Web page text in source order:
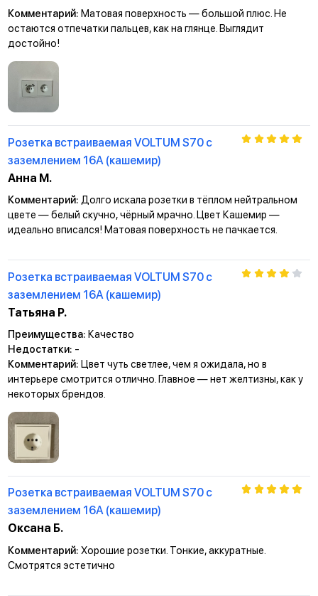
Комментарий: Матовая поверхность — большой плюс. Не
остаются отпечатки пальцев, как на глянце. Выглядит
достойно!
Розетка встраиваемая VOLTUM S70 с
заземлением 16А (кашемир)
Анна М.
Комментарий: Долго искала розетки в тёплом нейтральном
цвете — белый скучно, чёрный мрачно. Цвет Кашемир —
идеально вписался! Матовая поверхность не пачкается.
Розетка встраиваемая VOLTUM S70 с
заземлением 16А (кашемир)
Татьяна Р.
Преимущества: Качество
Недостатки: -
Комментарий: Цвет чуть светлее, чем я ожидала, но в
интерьере смотрится отлично. Главное — нет желтизны, как у
некоторых брендов.
Розетка встраиваемая VOLTUM S70 с
заземлением 16А (кашемир)
Оксана Б.
Комментарий: Хорошие розетки. Тонкие, аккуратные.
Смотрятся эстетично